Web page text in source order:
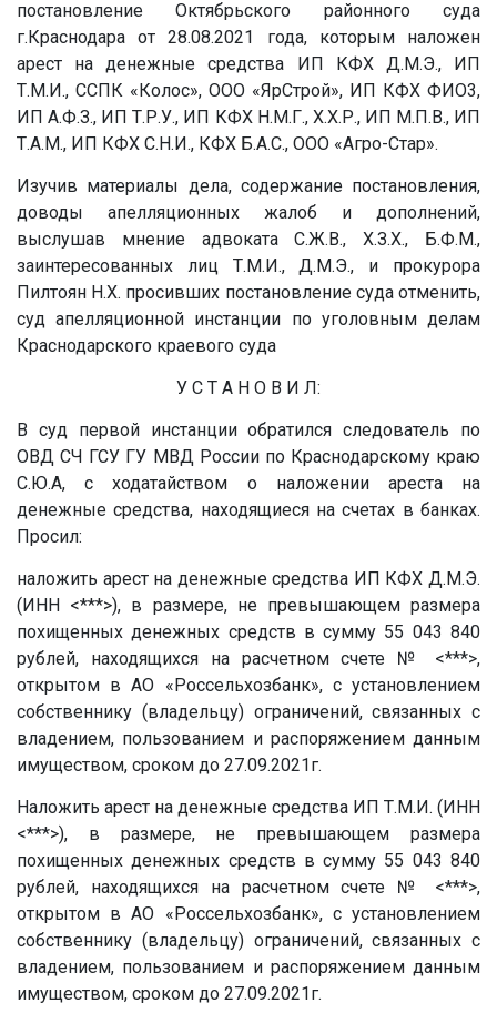
постановление Октябрьского районного суда
г.Краснодара от 28.08.2021 года, которым наложен
арест на денежные средства ИП КФХ Д.М.Э., ИП
Т.М.И., ССПК «Колос», ООО «ЯрСтрой», ИП КФХ ФИО3,
ИПА.Ф.З., ИПТ.Р.У., ИП КФХ Н.М.Г., Х.Х.Р., ИП М.П.В., ИП
Т.А.М., ИП КФХ С.Н.И., КФХ Б.А.С., ООО «Агро-Стар».
Изучив материалы дела, содержание постановления,
доводы апелляционных жалоб и дополнений,
выслушав мнение адвокатаС.Ж.В.,Х.З.Х., Б.Ф.М.,
заинтересованных лиц Т.М.И., Д.М.Э., и прокурора
Пилтоян Н.Х. просивших постановление суда отменить,
суд апелляционной инстанции по уголовным делам
Краснодарского краевого суда
У С Т А Н О В И Л:
В суд первой инстанции обратился следователь по
ОВД СЧ ГСУ ГУ МВД России по Краснодарскому краю
С.Ю.А, с ходатайством о наложении ареста на
денежные средства, находящиеся на счетах в банках.
Просил:
наложить арест на денежные средства ИП КФХ Д.М.Э.
(ИНН <***>), в размере, не превышающем размера
похищенных денежных средств в сумму 55 043 840
рублей, находящихся на расчетном счете № <***>,
открытом в АО «Россельхозбанк», с установлением
собственнику (владельцу) ограничений, связанных с
владением, пользованием и распоряжением данным
имуществом, сроком до 27.09.2021г.
Наложить арест на денежные средства ИП Т.М.И. (ИНН
<***>), в размере, не превышающем размера
похищенных денежных средств в сумму 55 043 840
рублей, находящихся на расчетном счете № <***>,
открытом в АО «Россельхозбанк», с установлением
собственнику (владельцу) ограничений, связанных с
владением, пользованием и распоряжением данным
имуществом, сроком до 27.09.2021г.